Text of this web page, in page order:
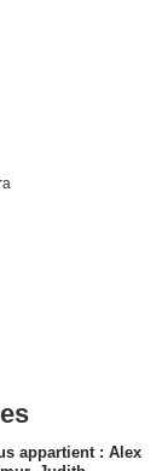
appartient : Alex